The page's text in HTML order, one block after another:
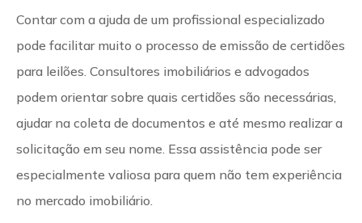
Contar com a ajuda de um profissional especializado
pode facilitar muito o processo de emissão de certidões
para leilões. Consultores imobiliários e advogados
podem orientar sobre quais certidões são necessárias,
ajudar na coleta de documentos e até mesmo realizar a
solicitação em seu nome. Essa assistência pode ser
especialmente valiosa para quem não tem experiência
no mercado imobiliário.